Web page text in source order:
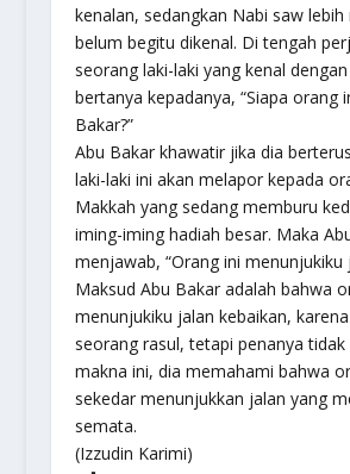
kenalan, sedangkan Nabi saw lebih
belum begitu dikenal. Di tengah
seorang laki-laki yang kenal
bertanya kepadanya, “Siapa orang
Bakar?”
Abu Bakar khawatir jika dia
laki-laki ini akan melapor kepada
Makkah yang sedang memburu
iming-iming hadiah besar. Maka
menjawab, “Orang ini menunjukiku
Maksud Abu Bakar adalah bahwa
menunjukiku jalan kebaikan,
seorang rasul, tetapi penanya
makna ini, dia memahami bahwa
sekedar menunjukkan jalan yang
semata.
(Izzudin Karimi)